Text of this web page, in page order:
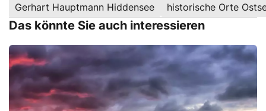
Gerhart Hauptmann Hiddensee
historische Orte
Das könnte Sie auch interessieren